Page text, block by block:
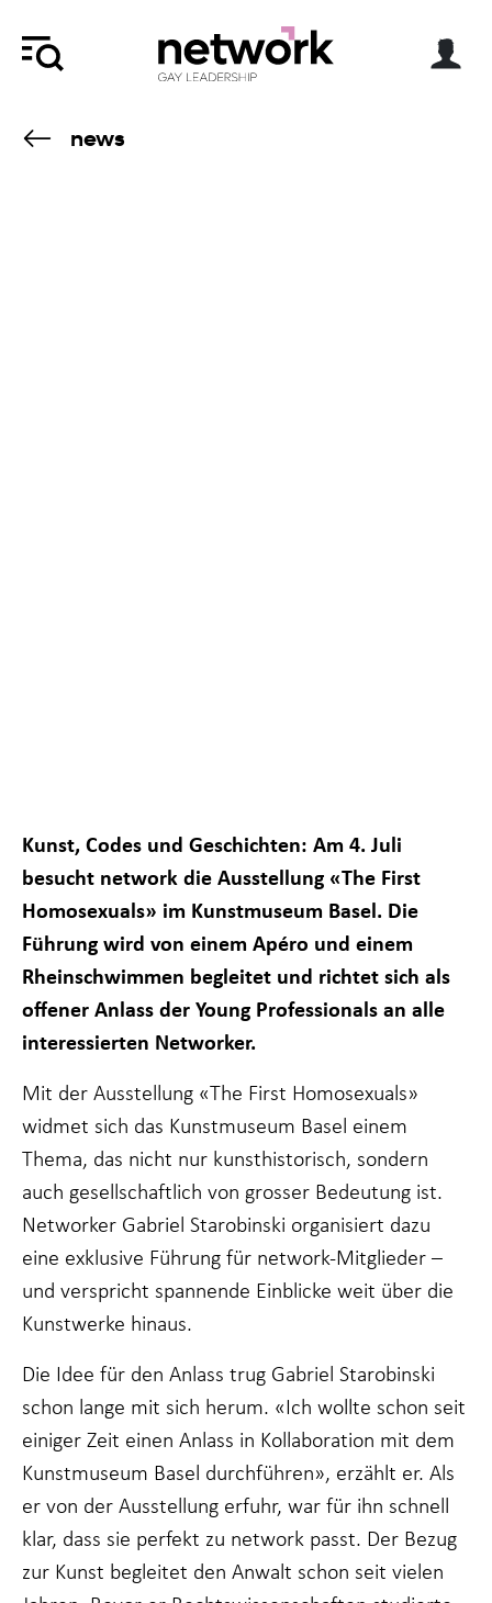
news
Kunst, Codes und Geschichten: Am 4. Juli
besucht network die Ausstellung «The First
Homosexuals» im Kunstmuseum Basel. Die
Führung wird von einem Apéro und einem
Rheinschwimmen begleitet und richtet sich als
offener Anlass der Young Professionals an alle
interessierten Networker.
Mit der Ausstellung «The First Homosexuals»
widmet sich das Kunstmuseum Basel einem
Thema, das nicht nur kunsthistorisch, sondern
auch gesellschaftlich von grosser Bedeutung ist.
Networker Gabriel Starobinski organisiert dazu
eine exklusive Führung für network-Mitglieder –
und verspricht spannende Einblicke weit über die
Kunstwerke hinaus.
Die Idee für den Anlass trug Gabriel Starobinski
schon lange mit sich herum. «Ich wollte schon seit
einiger Zeit einen Anlass in Kollaboration mit dem
Kunstmuseum Basel durchführen», erzählt er. Als
er von der Ausstellung erfuhr, war für ihn schnell
klar, dass sie perfekt zu network passt. Der Bezug
zur Kunst begleitet den Anwalt schon seit vielen
Cookies sind
nicht
sind
notwendig,
damit die
Website
funktioniert.
Damit wir die
Funktionalität
und Struktur
der Website
können, je
nachdem, wie
genutzt wird.
Erfahrung
Website bei
Ihrem Besuch
so gut wie
möglich
Wenn Sie
diese Cookies
werden einige
Funktionen